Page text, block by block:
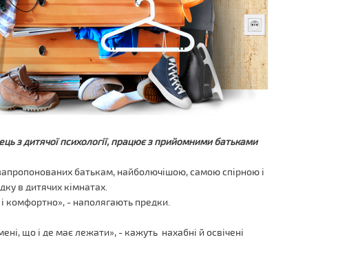
з дитячої психології, працює з прийомними батьками
батькам, найболючішою, самою спірною і
в дитячих кімнатах.
комфортно», - наполягають предки.
що і де має лежати», - кажуть нахабні й освічені